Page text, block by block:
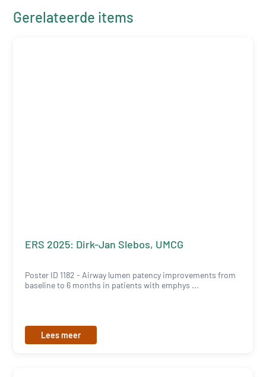
Gerelateerde items
ERS 2025: Dirk-Jan Slebos, UMCG
Poster ID 1182 - Airway lumen patency improvements from
baseline to 6 months in patients with emphys ...
Lees meer